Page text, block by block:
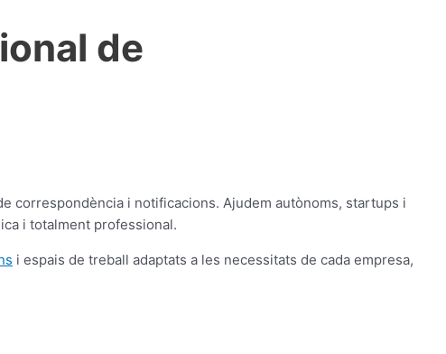
de
correspondència i notificacions. Ajudem autònoms, startups i
i totalment professional.
i espais de treball adaptats a les necessitats de cada empresa,